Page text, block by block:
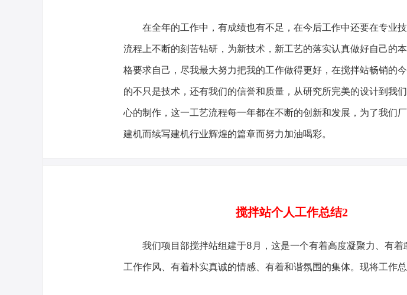
在全年的工作中，有成绩也有不足，在今后工作中还要在专业
流程上不断的刻苦钻研，为新技术，新工艺的落实认真做好自己的
格要求自己，尽我最大努力把我的工作做得更好，在搅拌站畅销的
的不只是技术，还有我们的信誉和质量，从研究所完美的设计到我
心的制作，这一工艺流程每一年都在不断的创新和发展，为了我们
建机而续写建机行业辉煌的篇章而努力加油喝彩。
搅拌站个人工作总结2
我们项目部搅拌站组建于8月，这是一个有着高度凝聚力、有着
工作作风、有着朴实真诚的情感、有着和谐氛围的集体。现将工作总